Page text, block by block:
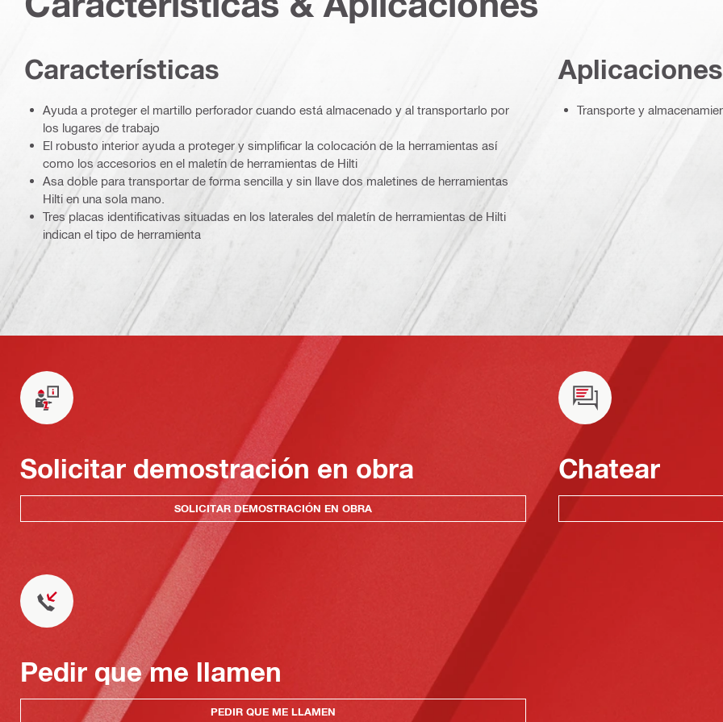
Características
Ayuda a proteger el martillo perforador cuando está almacenado y al transportarlo por
los lugares de trabajo
El robusto interior ayuda a proteger y simplificar la colocación de la herramientas así
como los accesorios en el maletín de herramientas de Hilti
Asa doble para transportar de forma sencilla y sin llave dos maletines de herramientas
Hilti en una sola mano.
Tres placas identificativas situadas en los laterales del maletín de herramientas de Hilti
indican el tipo de herramienta
Aplicaciones
Transporte y
Solicitar demostración en obra
SOLICITAR DEMOSTRACIÓN EN OBRA
Chatear
Pedir que me llamen
PEDIR QUE ME LLAMEN